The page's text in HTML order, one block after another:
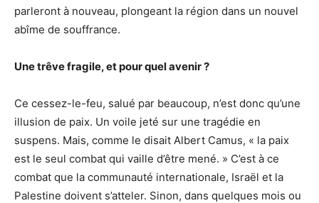
parleront à nouveau, plongeant la région dans un nouvel
abîme de souffrance.
Une trêve fragile, et pour quel avenir ?
Ce cessez-le-feu, salué par beaucoup, n’est donc qu’une
illusion de paix. Un voile jeté sur une tragédie en
suspens. Mais, comme le disait Albert Camus, « la paix
est le seul combat qui vaille d’être mené. » C’est à ce
combat que la communauté internationale, Israël et la
Palestine doivent s’atteler. Sinon, dans quelques mois ou